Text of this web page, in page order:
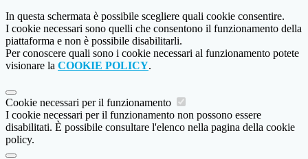
In questa schermata è possibile scegliere quali cookie consentire.
I cookie necessari sono quelli che consentono il funzionamento della
piattaforma e non è possibile disabilitarli.
Per conoscere quali sono i cookie necessari al funzionamento potete
visionare la COOKIE POLICY.
Cookie necessari per il funzionamento
I cookie necessari per il funzionamento non possono essere
disabilitati. È possibile consultare l'elenco nella pagina della cookie
policy.